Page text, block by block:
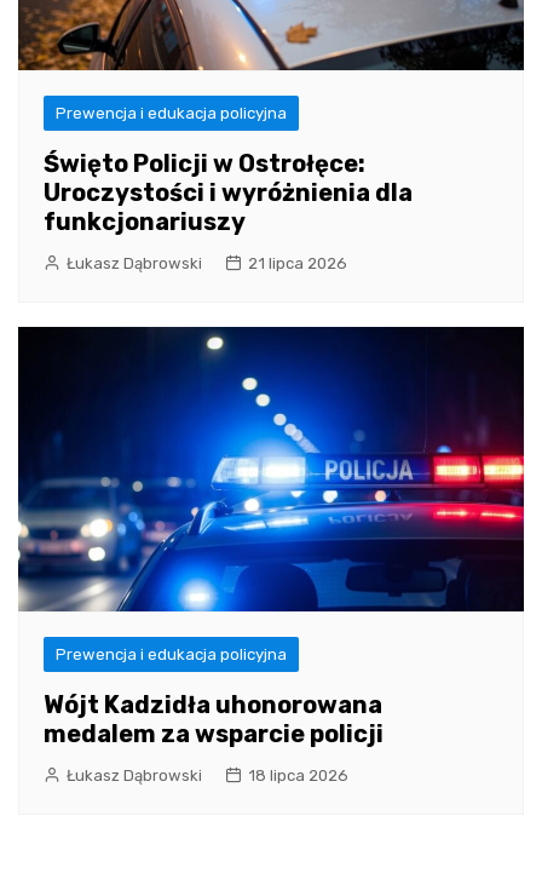
Prewencja i edukacja policyjna
Święto Policji w Ostrołęce:
Uroczystości i wyróżnienia dla
funkcjonariuszy
Łukasz Dąbrowski 21 lipca 2026
Prewencja i edukacja policyjna
Wójt Kadzidła uhonorowana
medalem za wsparcie policji
Łukasz Dąbrowski 18 lipca 2026